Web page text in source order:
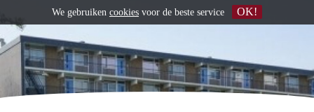
We gebruiken cookies voor de beste service OK!